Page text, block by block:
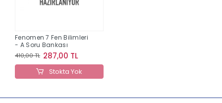
Fenomen 7 Fen Bilimleri
- A Soru Bankası
410,00 TL 287,00 TL
Stokta Yok